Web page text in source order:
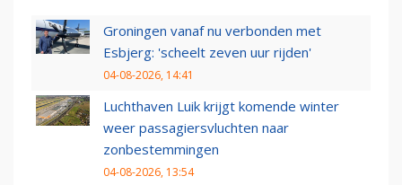
Groningen vanaf nu verbonden met
Esbjerg: 'scheelt zeven uur rijden'
04-08-2026, 14:41
Luchthaven Luik krijgt komende winter
weer passagiersvluchten naar
zonbestemmingen
04-08-2026, 13:54